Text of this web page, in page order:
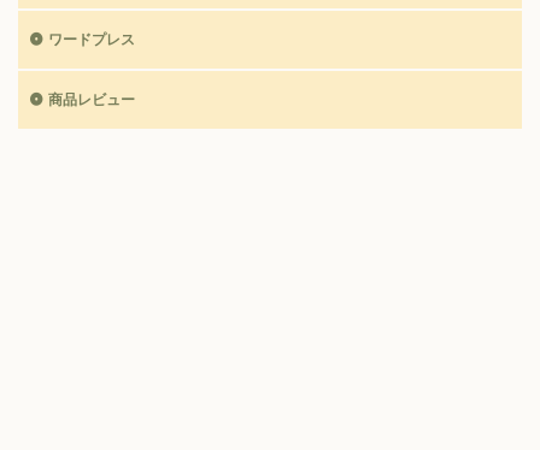
ワードプレス
商品レビュー